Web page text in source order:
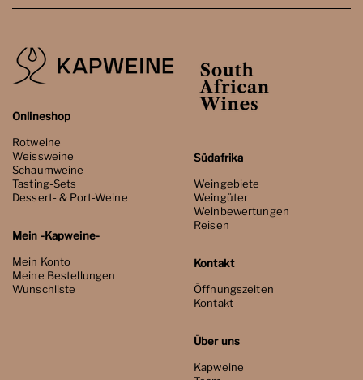
Onlineshop
Rotweine
Weissweine
Schaumweine
Tasting-Sets
Dessert- & Port-Weine
Mein -Kapweine-
Mein Konto
Meine Bestellungen
Wunschliste
Südafrika
Weingebiete
Weingüter
Weinbewertungen
Reisen
Kontakt
Öffnungszeiten
Kontakt
Über uns
Kapweine